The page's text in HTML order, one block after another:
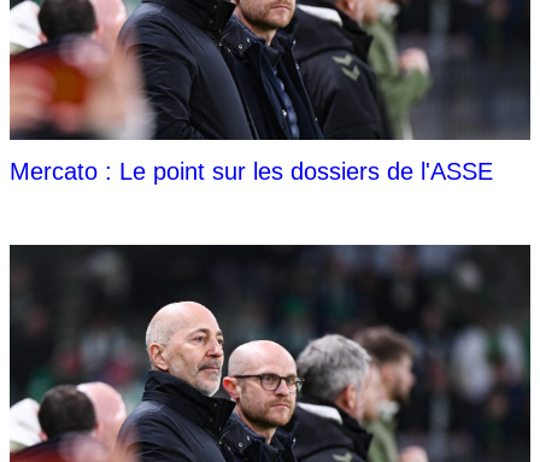
Mercato : Le point sur les dossiers de l'ASSE